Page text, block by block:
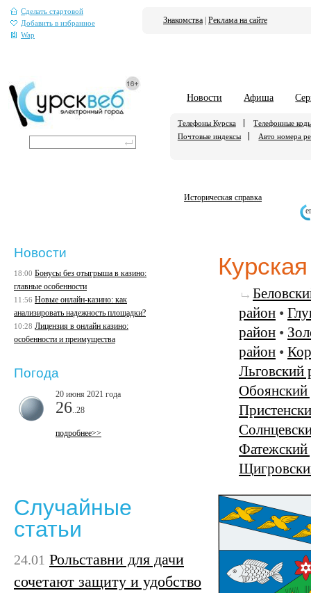
Сделать стартовой
Добавить в избранное
Wap
Знакомства Реклама на сайте
Новости Афиша
Телефоны Курска
Телефонные
Почтовые индексы
Авто номера
Историческая справка
район •
район •
район •
Льговский
Обоянский
Фатежский
Новости
18:00 Бонусы без отыгрыша в казино:
главные особенности
11:56 Новые онлайн-казино: как
анализировать надежность площадки?
10:28 Лицензия в онлайн казино:
особенности и преимущества
Погода
20 июня 2021 года
26 ..28
подробнее>>
Случайные
статьи
24.01 Рольставни для дачи
сочетают защиту и удобство